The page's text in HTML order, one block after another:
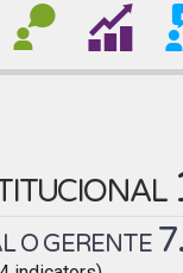
O GERENTE